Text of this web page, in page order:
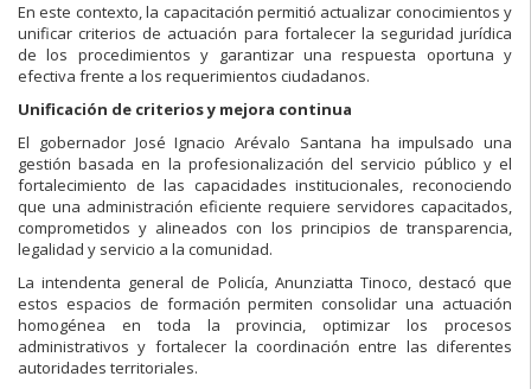
En este contexto, la capacitación permitió actualizar conocimientos y
unificar criterios de actuación para fortalecer la seguridad jurídica
de los procedimientos y garantizar una respuesta oportuna y
efectiva frente a los requerimientos ciudadanos.
Unificación de criterios y mejora continua
El gobernador José Ignacio Arévalo Santana ha impulsado una
gestión basada en la profesionalización del servicio público y el
fortalecimiento de las capacidades institucionales, reconociendo
que una administración eficiente requiere servidores capacitados,
comprometidos y alineados con los principios de transparencia,
legalidad y servicio a la comunidad.
La intendenta general de Policía, Anunziatta Tinoco, destacó que
estos espacios de formación permiten consolidar una actuación
homogénea en toda la provincia, optimizar los procesos
administrativos y fortalecer la coordinación entre las diferentes
autoridades territoriales.